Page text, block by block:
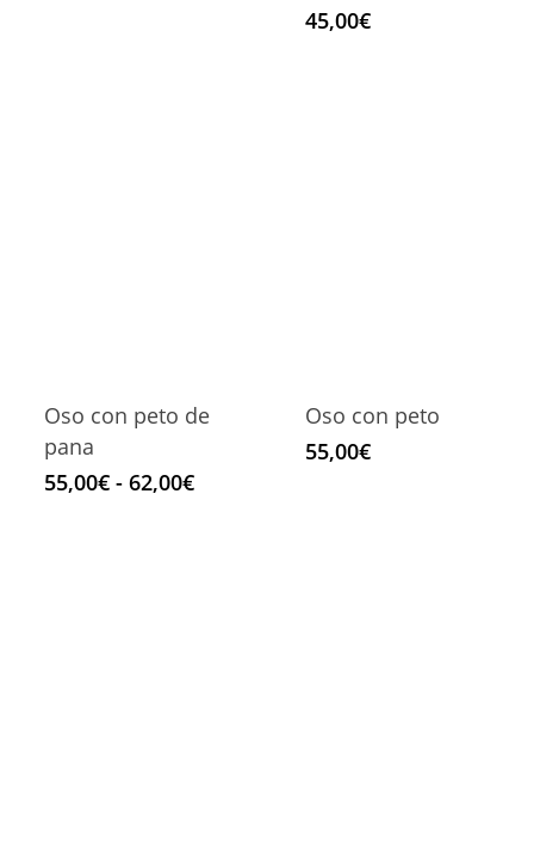
45,00€
Oso con peto de
pana
55,00€ - 62,00€Rango
Oso con peto
55,00€